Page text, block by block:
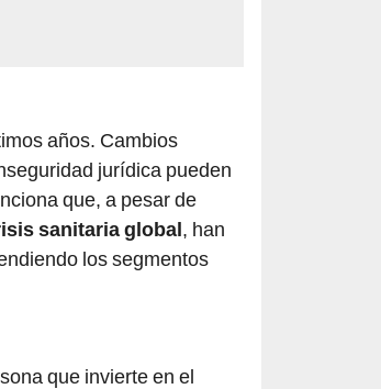
años. Cambios
jurídica pueden
que, a pesar de
sanitaria global, han
los segmentos
que invierte en el